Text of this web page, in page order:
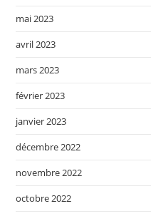
mai 2023
avril 2023
mars 2023
février 2023
janvier 2023
décembre 2022
novembre 2022
octobre 2022